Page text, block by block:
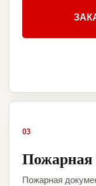
03
Пожарная
Пожарная